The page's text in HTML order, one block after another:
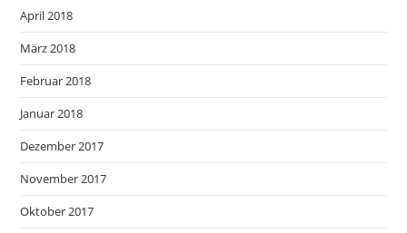
April 2018
März 2018
Februar 2018
Januar 2018
Dezember 2017
November 2017
Oktober 2017